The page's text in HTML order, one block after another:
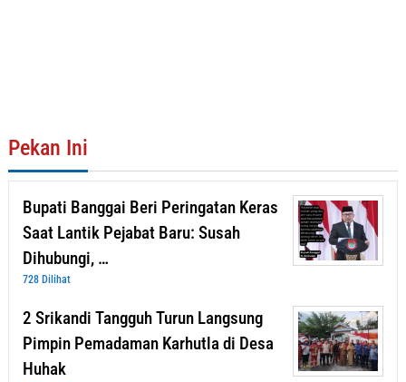
Pekan Ini
Bupati Banggai Beri Peringatan Keras
Saat Lantik Pejabat Baru: Susah
Dihubungi, …
728 Dilihat
2 Srikandi Tangguh Turun Langsung
Pimpin Pemadaman Karhutla di Desa
Huhak